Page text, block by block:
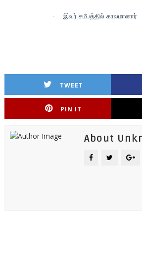
· இவர் சமீபத்தில் காலமானார்
TWEET
PIN IT
About